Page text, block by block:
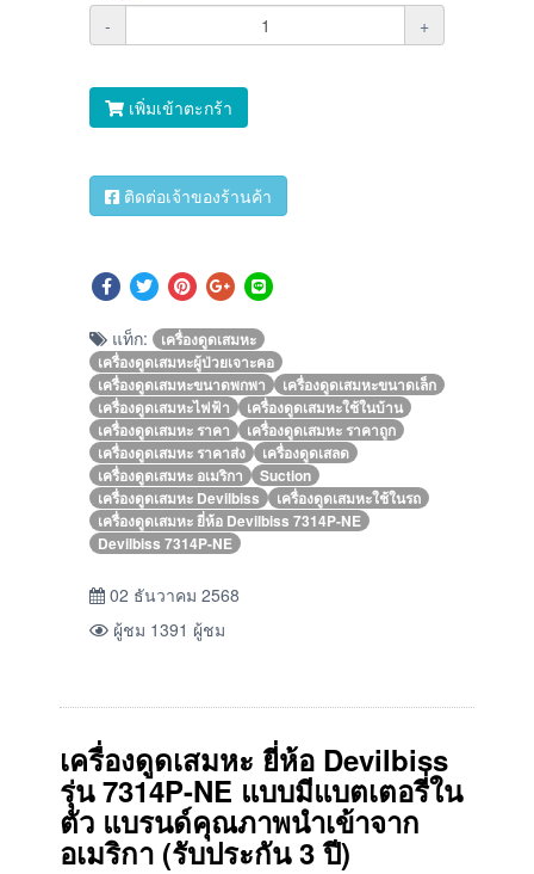
-
+
เพิ่มเข้าตะกร้า
ติดต่อเจ้าของร้านค้า
แท็ก:
เครื่องดูดเสมหะ
เครื่องดูดเสมหะผู้ป่วยเจาะคอ
เครื่องดูดเสมหะขนาดพกพา
เครื่องดูดเสมหะขนาดเล็ก
เครื่องดูดเสมหะไฟฟ้า
เครื่องดูดเสมหะใช้ในบ้าน
เครื่องดูดเสมหะ ราคา
เครื่องดูดเสมหะ ราคาถูก
เครื่องดูดเสมหะ ราคาส่ง
เครื่องดูดเสลด
เครื่องดูดเสมหะ อเมริกา
Suction
เครื่องดูดเสมหะ Devilbiss
เครื่องดูดเสมหะใช้ในรถ
เครื่องดูดเสมหะ ยี่ห้อ Devilbiss 7314P-NE
Devilbiss 7314P-NE
02 ธันวาคม 2568
ผู้ชม 1391 ผู้ชม
เครื่องดูดเสมหะ ยี่ห้อ Devilbiss
รุ่น7314P-NE แบบมีแบตเตอรี่ใน
ตัว แบรนด์คุณภาพนำเข้าจาก
อเมริกา (รับประกัน 3 ปี)